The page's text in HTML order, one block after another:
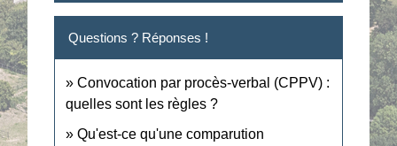
Questions ? Réponses !
Convocation par procès-verbal (CPPV) :
quelles sont les règles ?
Qu'est-ce qu'une comparution